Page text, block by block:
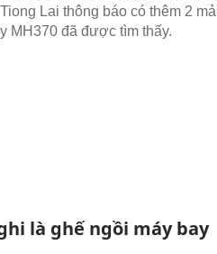
Lai thông báo có thêm 2
MH370 đã được tìm thấy.
là ghế ngồi máy bay